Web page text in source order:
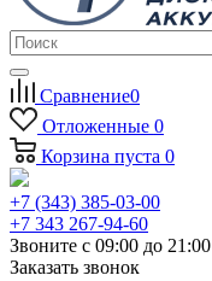
Сравнение0
Отложенные 0
Корзина пуста 0
+7 (343) 385-03-00
+7 343 267-94-60
Звоните с 09:00 до 21:00
Заказать звонок